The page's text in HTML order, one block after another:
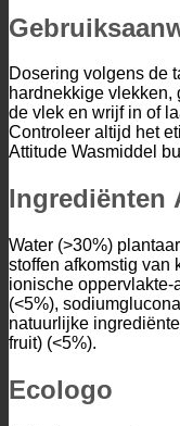
Dosering volgens de
hardnekkige
de vlek en wrijf in of
Controleer altijd het
Attitude Wasmiddel
Ingrediënten
Water (>30%)
stoffen afkomstig van
ionische oppervlakte-
(<5%),
natuurlijke
fruit) (<5%).
Ecologo